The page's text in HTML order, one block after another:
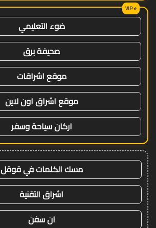
ضوء التعليمي
صحيفة برق
موقع اشراقات
موقع اشراق اون لاين
اركان سياحة وسفر
مسك الكلمات في قوقل
اشراق التقنية
ان سفن